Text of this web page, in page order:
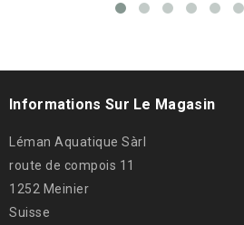
Informations Sur Le Magasin
Léman Aquatique Sàrl
route de compois 11
1252 Meinier
Suisse